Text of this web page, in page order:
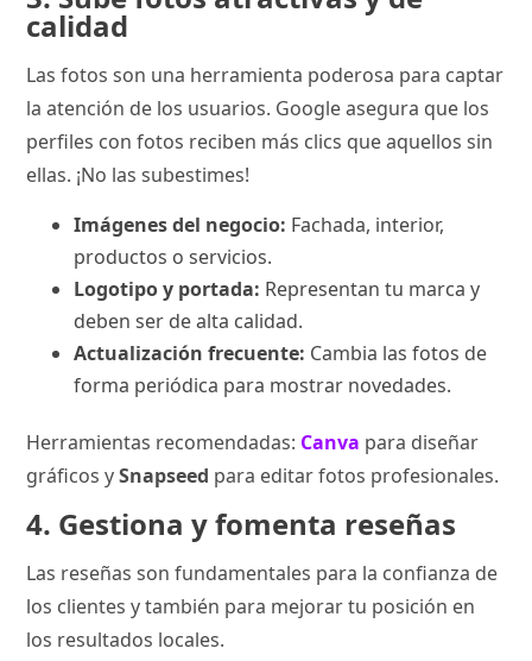
calidad
Las fotos son una herramienta poderosa para captar
la atención de los usuarios. Google asegura que los
perfiles con fotos reciben más clics que aquellos sin
ellas. ¡No las subestimes!
Imágenes del negocio: Fachada, interior,
productos o servicios.
Logotipo y portada: Representan tu marca y
deben ser de alta calidad.
Actualización frecuente: Cambia las fotos de
forma periódica para mostrar novedades.
Herramientas recomendadas: Canva para diseñar
gráficos ySnapseed para editar fotos profesionales.
4. Gestiona y fomenta reseñas
Las reseñas son fundamentales para la confianza de
los clientes y también para mejorar tu posición en
los resultados locales.